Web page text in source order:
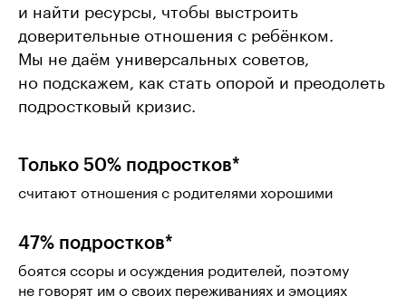
и найти ресурсы, чтобы выстроить
доверительные отношения с ребёнком.
Мы не даём универсальных советов,
но подскажем, как стать опорой и преодолеть
подростковый кризис.
Только 50% подростков*
считают отношения с родителями хорошими
47% подростков*
боятся ссоры и осуждения родителей, поэтому
не говорят им о своих переживаниях и эмоциях